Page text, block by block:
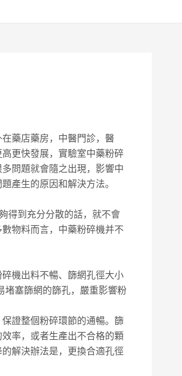
藥店藥房，中醫門診，醫
更快發展，實驗室中藥粉碎
問題就會隨之出現，影響中
產生的原因和解決方法。
得到充分分散的話，就不會
物料而言，中藥粉碎機并不
機出料不暢、篩網孔徑大小
堵塞篩網的篩孔，嚴重影響粉
證整個粉碎環節的通暢。篩
率，或者生產出不合格的顆
解決辦法是，更換合適孔徑